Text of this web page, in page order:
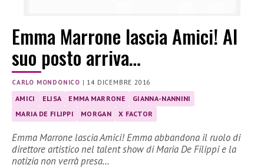
Emma Marrone lascia Amici! Al
suo posto arriva…
CARLO MONDONICO | 14 DICEMBRE 2016
AMICI ELISA EMMA MARRONE
GIANNA-NANNINI
MARIA DE FILIPPI
MORGAN X FACTOR
Emma Marrone lascia Amici! Emma abbandona il ruolo di
direttore artistico nel talent show di Maria De Filippi e la
notizia non verrà presa…